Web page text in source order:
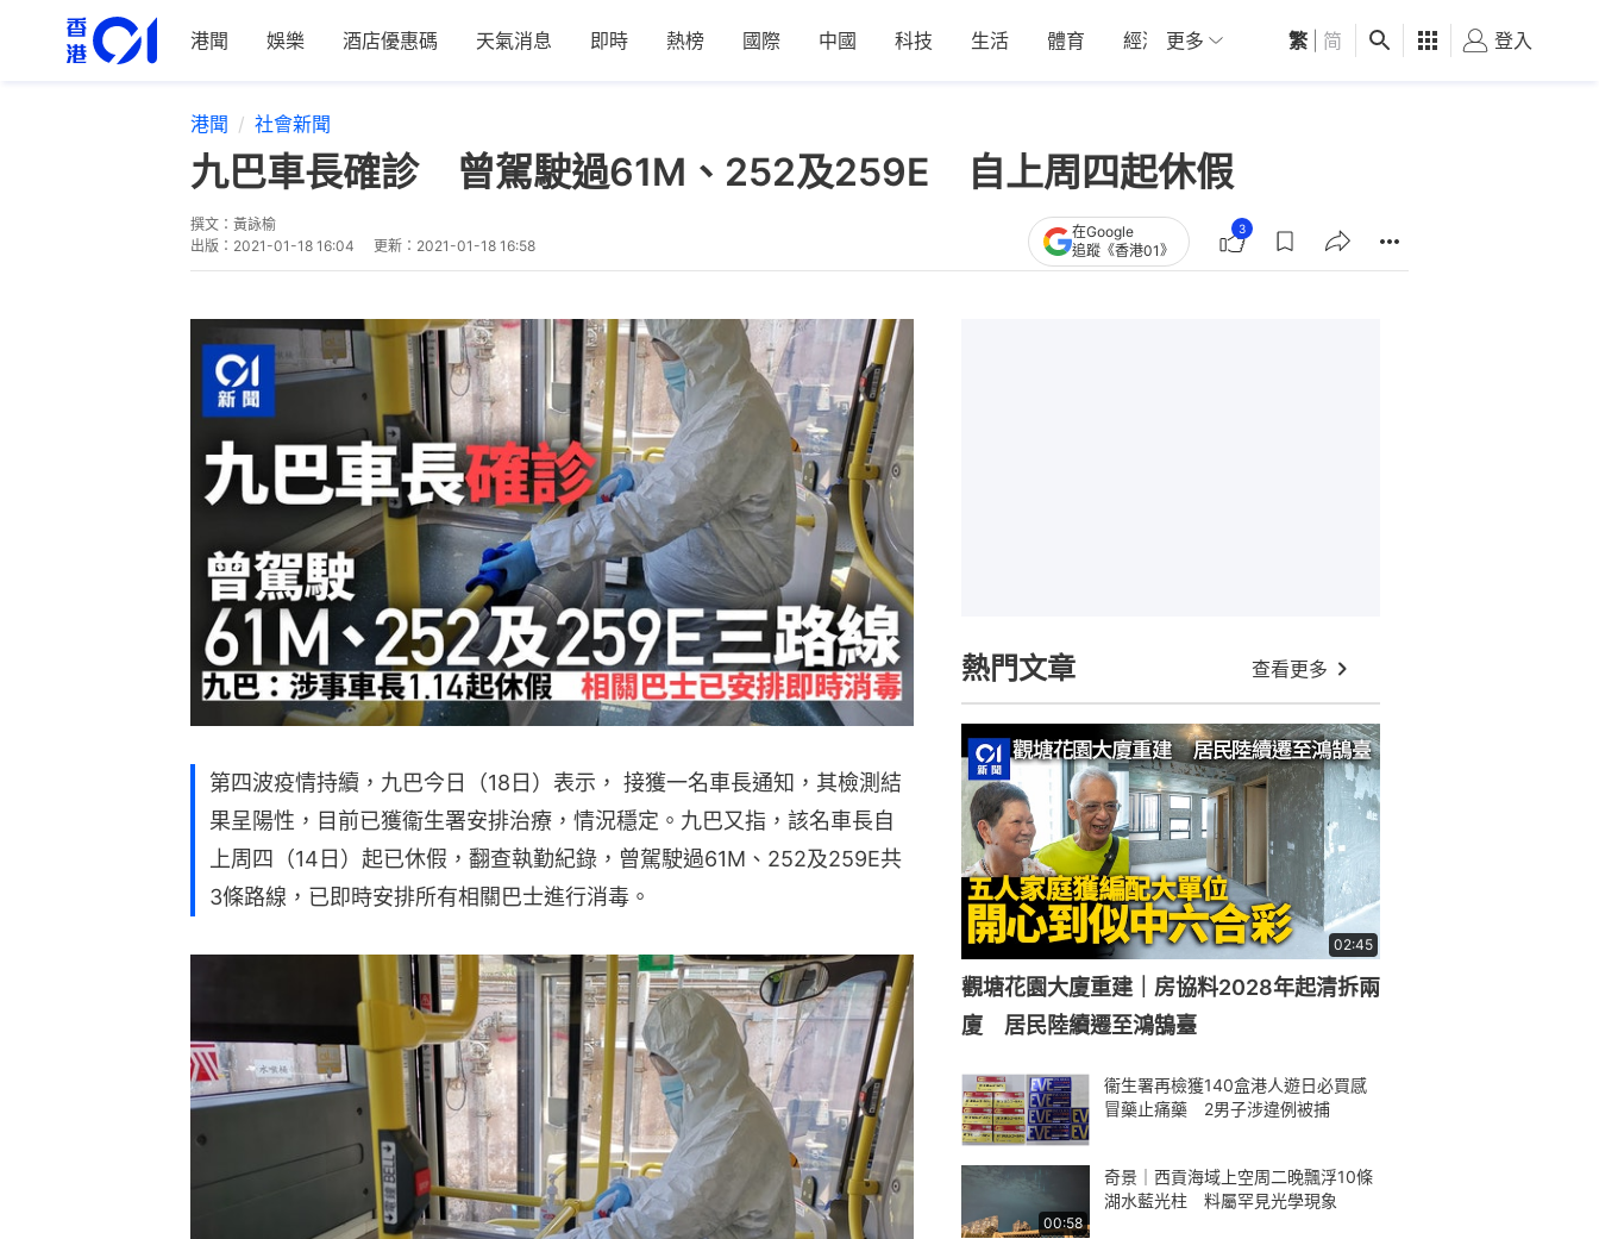
港聞 娛樂 酒店優惠碼 天氣消息 即時 熱榜 國際 中國 科技 生活 體育 經濟 01深圳 觀點 健康 好食玩飛
更多 繁 简 登入
港聞 社會新聞
九巴車長確診 曾駕駛過61M、252及259E 自上周四起休假
撰文： 黃詠榆
出版： 2021-01-18 16:04 更新： 2021-01-18 16:58
在Google
追蹤《香港01》
3
第四波疫情持續，九巴今日（18日）表示， 接獲一名車長通知，其檢測結
果呈陽性，目前已獲衞生署安排治療，情況穩定。九巴又指，該名車長自
上周四（14日）起已休假，翻查執勤紀錄，曾駕駛過61M、252及259E共
3條路線，已即時安排所有相關巴士進行消毒。
熱門文章 查看更多
02:45
觀塘花園大廈重建｜房協料2028年起清拆兩
廈 居民陸續遷至鴻鵠臺
衞生署再檢獲140盒港人遊日必買感
冒藥止痛藥 2男子涉違例被捕
00:58
奇景｜西貢海域上空周二晚飄浮10條
湖水藍光柱 料屬罕見光學現象